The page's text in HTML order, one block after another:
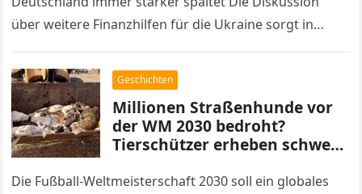
über weitere Finanzhilfen für die Ukraine sorgt in
Geschichten
Millionen Straßenhunde vor
der WM 2030 bedroht?
Tierschützer erheben schwere
Die Fußball-Weltmeisterschaft 2030 soll ein globales